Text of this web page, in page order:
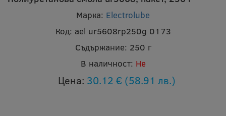
Марка: Electrolube
Код: ael ur5608rp250g 0173
Съдържание: 250 г
В наличност: Не
Цена: 30.12 € (58.91 лв.)